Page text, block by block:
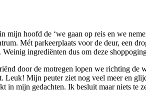
mijn hoofd de ‘we gaan op reis en we
Mét parkeerplaats voor de deur, een
ingrediënten dus om deze
door de motregen lopen we richting de
Leuk! Mijn peuter ziet nog veel meer en
mijn gedachten. Ik besluit maar niets te